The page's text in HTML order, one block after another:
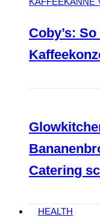
Coby’s:
Catering
HEALTH